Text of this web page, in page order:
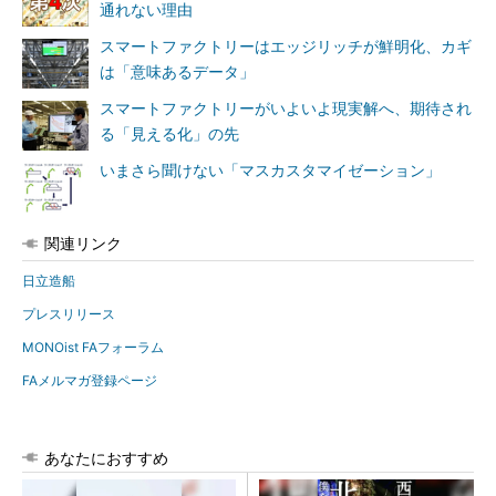
通れない理由
スマートファクトリーはエッジリッチが鮮明化、カギ
は「意味あるデータ」
スマートファクトリーがいよいよ現実解へ、期待され
る「見える化」の先
いまさら聞けない「マスカスタマイゼーション」
関連リンク
日立造船
プレスリリース
MONOist FAフォーラム
FAメルマガ登録ページ
あなたにおすすめ